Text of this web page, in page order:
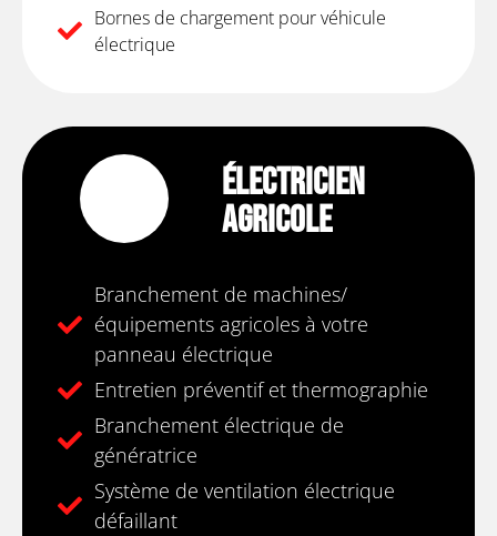
Bornes de chargement pour véhicule
électrique
Électricien
Agricole
Branchement de machines/
équipements agricoles à votre
panneau électrique
Entretien préventif et thermographie
Branchement électrique de
génératrice
Système de ventilation électrique
défaillant